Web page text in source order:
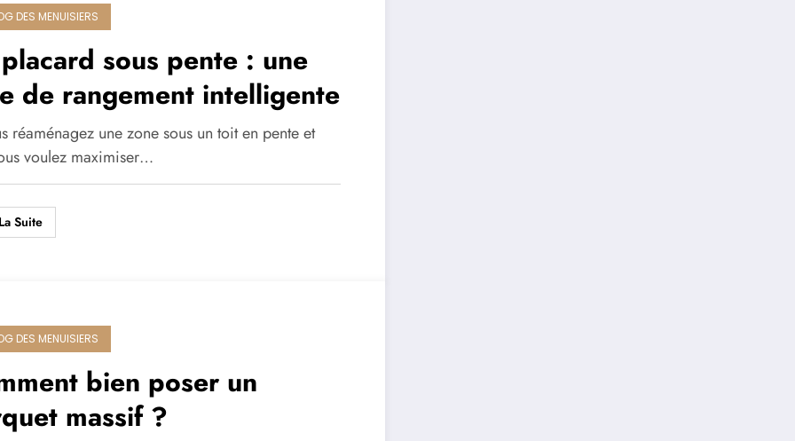
DES MENUISIERS
sous pente : une
de rangement intelligente
réaménagez une zone sous un toit en pente et
voulez maximiser…
Suite
DES MENUISIERS
bien poser un
massif ?